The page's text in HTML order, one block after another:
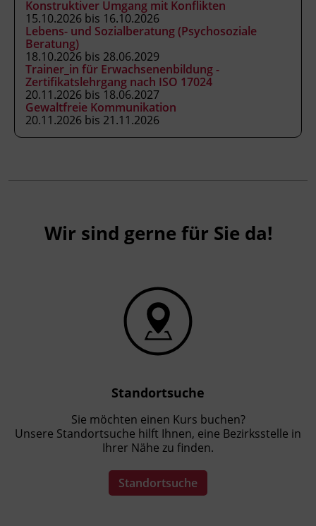
Konstruktiver Umgang mit Konflikten
15.10.2026 bis 16.10.2026
Lebens- und Sozialberatung (Psychosoziale
Beratung)
18.10.2026 bis 28.06.2029
Trainer_in für Erwachsenenbildung -
Zertifikatslehrgang nach ISO 17024
20.11.2026 bis 18.06.2027
Gewaltfreie Kommunikation
20.11.2026 bis 21.11.2026
Wir sind gerne für Sie da!
Standortsuche
Sie möchten einen Kurs buchen?
Unsere Standortsuche hilft Ihnen, eine Bezirksstelle in
Ihrer Nähe zu finden.
Standortsuche